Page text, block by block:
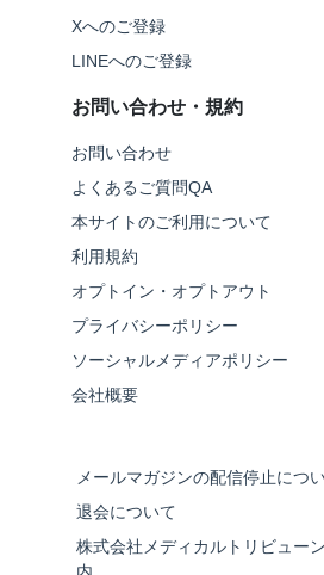
Xへのご登録
LINEへのご登録
お問い合わせ・規約
お問い合わせ
よくあるご質問QA
本サイトのご利用について
利用規約
オプトイン・オプトアウト
プライバシーポリシー
ソーシャルメディアポリシー
会社概要
メールマガジンの配信停止につ
退会について
株式会社メディカルトリビュー